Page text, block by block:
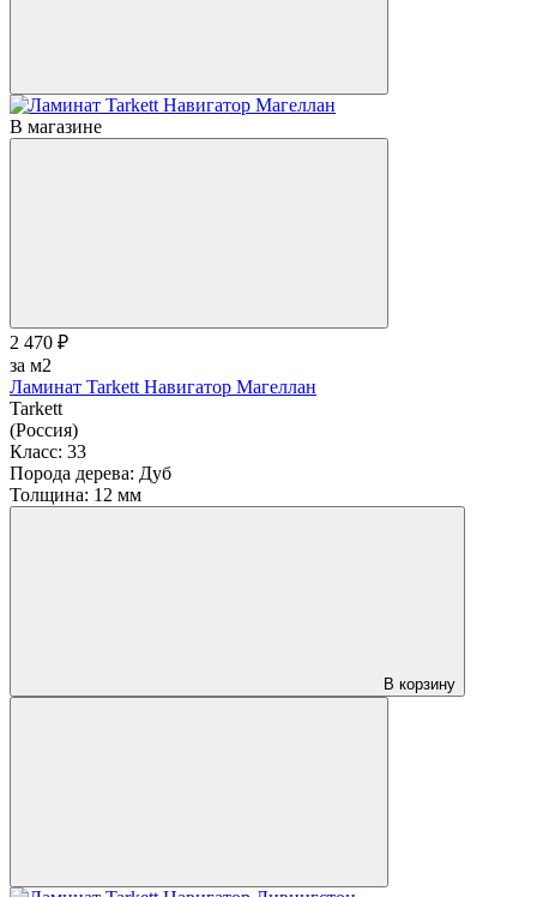
В магазине
2 470 ₽
за м2
Ламинат Tarkett Навигатор Магеллан
Tarkett
(Россия)
Класс: 33
Порода дерева: Дуб
Толщина: 12 мм
В корзину